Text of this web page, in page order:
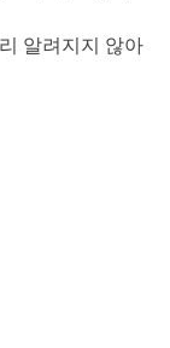
알려지지 않아